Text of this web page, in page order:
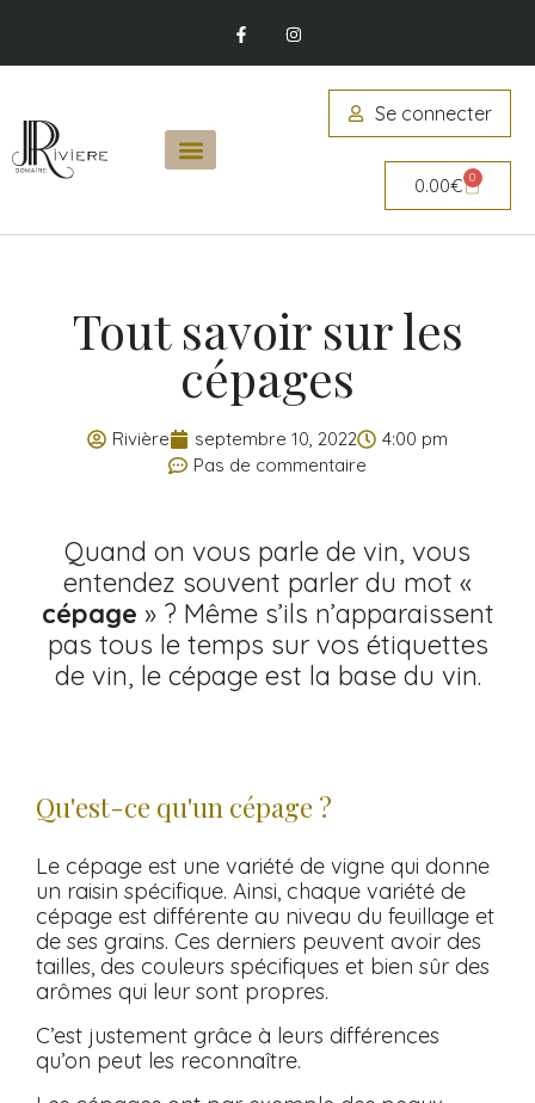
Se connecter
0.00€ 0
Tout savoir sur les
cépages
Rivière septembre 10, 2022
4:00 pm
Pas de commentaire
Quand on vous parle de vin, vous
entendez souvent parler du mot «
cépage » ? Même s’ils n’apparaissent
pas tous le temps sur vos étiquettes
de vin, le cépage est la base du vin.
Qu'est-ce qu'un cépage ?
Le cépage est une variété de vigne qui donne
un raisin spécifique. Ainsi, chaque variété de
cépage est différente au niveau du feuillage et
de ses grains. Ces derniers peuvent avoir des
tailles, des couleurs spécifiques et bien sûr des
arômes qui leur sont propres.
C’est justement grâce à leurs différences
qu’on peut les reconnaître.